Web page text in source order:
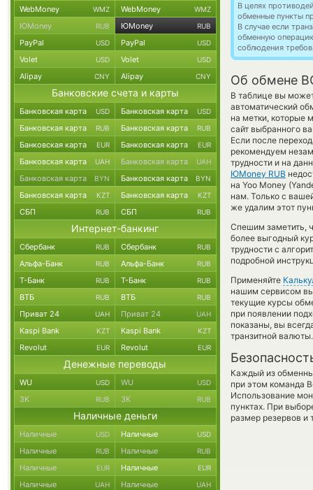
В целях
обменные пункты
В случае если
обменную
соблюдения
Об обмене
В таблице вы
автоматический
на метки, которые
сайт выбранного
Если после
рекомендуем
трудности и на
ЮMoney RUB
на Yoo Money
нам. Только с
же удалим этот
Спешим заметить,
более выгодный
трудности с
подробной
Применяйте
нашим сервисом
текущие курсы
при появлении
показаны, вы
транзитной валюты.
Каждый из
при этом команда
Использование
пунктах. При
размер резервов и
WebMoney WMZ WebMoney WMZ
ЮMoney RUB ЮMoney RUB
PayPal USD PayPal USD
Volet USD Volet USD
Alipay CNY Alipay CNY
Банковские счета и карты
Банковская карта USD Банковская карта USD
Банковская карта RUB Банковская карта RUB
Банковская карта EUR Банковская карта EUR
Банковская карта UAH Банковская карта UAH
Банковская карта BYN Банковская карта BYN
Банковская карта KZT Банковская карта KZT
СБП RUB СБП RUB
Интернет-банкинг
Сбербанк RUB Сбербанк RUB
Альфа-Банк RUB Альфа-Банк RUB
Т-Банк RUB Т-Банк RUB
ВТБ RUB ВТБ RUB
Приват 24 UAH Приват 24 UAH
Kaspi Bank KZT Kaspi Bank KZT
Revolut EUR Revolut EUR
Денежные переводы
WU USD WU USD
ЗК RUB ЗК RUB
Наличные деньги
Наличные USD Наличные USD
Наличные RUB Наличные RUB
Наличные EUR Наличные EUR
Наличные UAH Наличные UAH